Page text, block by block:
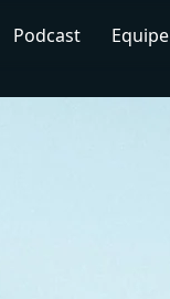
Podcast Equipe